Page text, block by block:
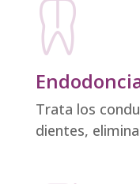
Trata los
dientes,